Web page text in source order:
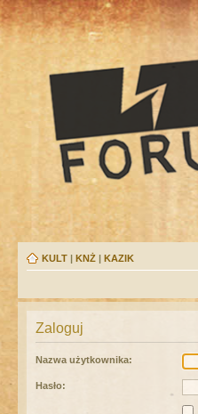
KULT | KNŻ | KAZIK
Zaloguj
Nazwa użytkownika:
Hasło: